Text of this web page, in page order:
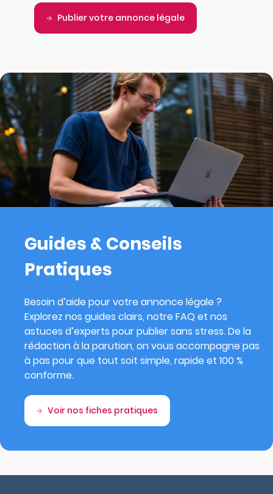
Publier votre annonce légale
Guides & Conseils
Pratiques
Besoin d’aide pour votre annonce légale ?
Explorez nos guides clairs, notre FAQ et nos
astuces d’experts pour publier sans stress. De la
rédaction à la parution, on vous accompagne pas
à pas pour que tout soit simple, rapide et 100 %
conforme.
Voir nos fiches pratiques